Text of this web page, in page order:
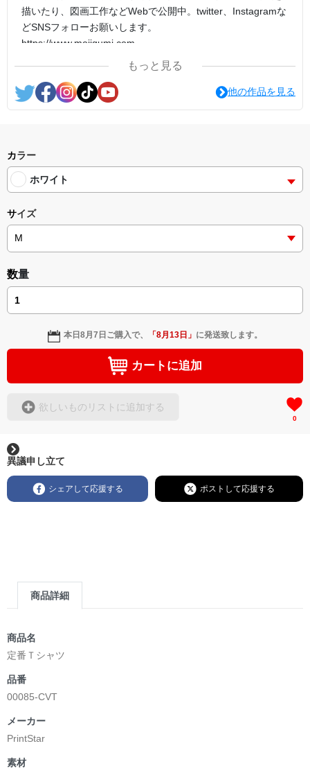
描いたり、図画工作などWebで公開中。twitter、Instagramな
どSNSフォローお願いします。
https://www.mojigumi.com
もっと見る
他の作品を見る
カラー
ホワイト
サイズ
数量
本日8月7日 ご購入で、 「8月13日 」 に発送致します。
カートに追加
欲しいものリストに追加する
0
異議申し立て
シェアして応援する ポストして応援する
商品詳細
商品名
定番Ｔシャツ
品番
00085-CVT
メーカー
PrintStar
素材